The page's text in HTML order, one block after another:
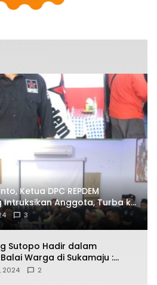
Ketua DPC REPDEM
Intruksikan Anggota, Turba ke
Dan Jalani Apa Yang di
3
Sutopo Hadir dalam
Warga di Sukamaju :
untuk Kolaborasi dan
2024 2